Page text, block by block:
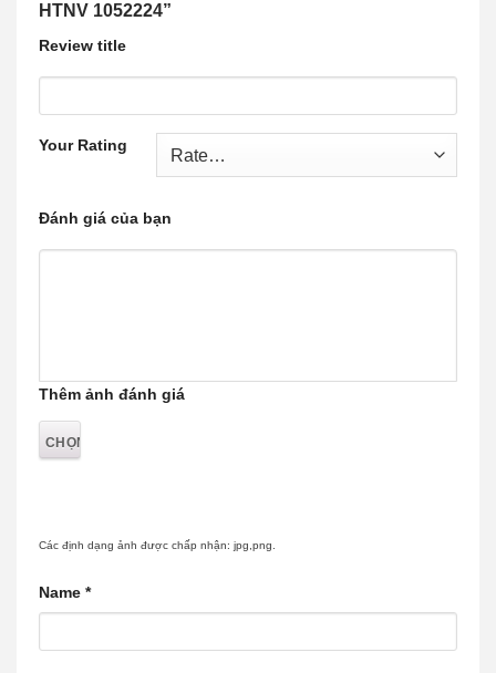
HTNV 1052224”
Review title
Your Rating
Đánh giá của bạn
Thêm ảnh đánh giá
Các định dạng ảnh được chấp nhận: jpg,png.
Name *